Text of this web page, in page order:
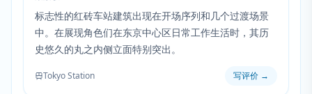
标志性的红砖车站建筑出现在开场序列和几个过渡场景
中。在展现角色们在东京中心区日常工作生活时，其历
史悠久的丸之内侧立面特别突出。
Tokyo Station 写评价 →